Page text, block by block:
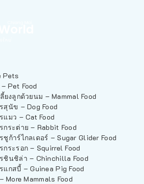
Pets
Pet Food
ยงลูกด้วยนม – Mammal Food
สุนัข – Dog Food
แมว – Cat Food
กระต่าย – Rabbit Food
ชูก้าร์ไกลเดอร์ – Sugar Glider Food
กระรอก – Squirrel Food
ชินชิล่า – Chinchilla Food
แกสบี้ – Guinea Pig Food
More Mammals Food